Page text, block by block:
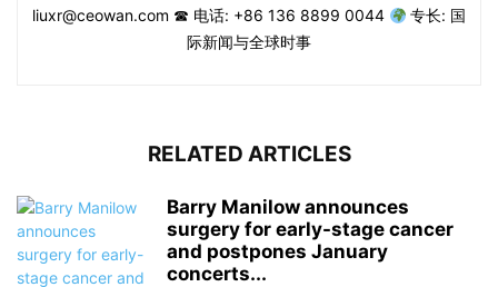
liuxr@ceowan.com ☎ 电话: +86 136 8899 0044
专长: 国
际新闻与全球时事
RELATED ARTICLES
Barry Manilow announces
surgery for early-stage cancer
and postpones January
concerts...